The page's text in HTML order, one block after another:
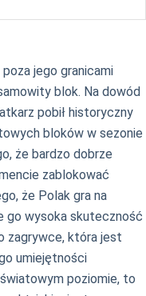
jego granicami
blok. Na dowód
pobił historyczny
bloków w sezonie
że bardzo dobrze
zablokować
że Polak gra na
go wysoka skuteczność
zagrywce, która jest
umiejętności
poziomie, to